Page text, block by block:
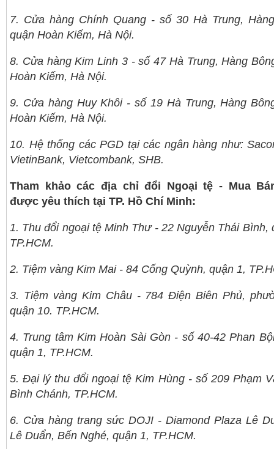
7. Cửa hàng Chính Quang - số 30 Hà Trung,
quận Hoàn Kiếm, Hà Nội.
8. Cửa hàng Kim Linh 3 - số 47 Hà Trung, Hàng
Hoàn Kiếm, Hà Nội.
9. Cửa hàng Huy Khôi - số 19 Hà Trung, Hàng
Hoàn Kiếm, Hà Nội.
10. Hệ thống các PGD tại các ngân hàng như:
VietinBank, Vietcombank, SHB.
Tham khảo các địa chỉ đổi Ngoại tệ - Mua
được yêu thích tại TP. Hồ Chí Minh:
1. Thu đổi ngoại tệ Minh Thư - 22 Nguyễn Thái Bình,
TP.HCM.
2. Tiệm vàng Kim Mai - 84 Cống Quỳnh, quận 1,
3. Tiệm vàng Kim Châu - 784 Điện Biên Phủ,
quận 10. TP.HCM.
4. Trung tâm Kim Hoàn Sài Gòn - số 40-42 Phan
quận 1, TP.HCM.
5. Đại lý thu đổi ngoại tệ Kim Hùng - số 209 Phạm
Bình Chánh, TP.HCM.
6. Cửa hàng trang sức DOJI - Diamond Plaza Lê
Lê Duẩn, Bến Nghé, quận 1, TP.HCM.